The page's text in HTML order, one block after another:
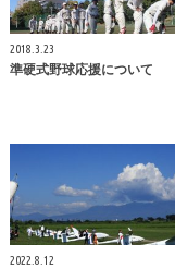
2018.3.23
準硬式野球応援について
2022.8.12